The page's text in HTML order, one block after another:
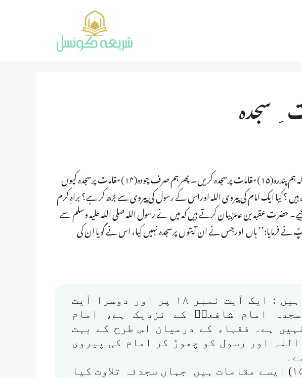
سجدہ
قرآن مجید میں اللہ تعالیٰ نے ہمیں حکم دیا ہے کہ ہم پندرہ(۱۵) مقامات پرسجدہ کریں ۔ پھر ہم صرف چودہ(۱۴) مقامات پرسجدہ کیوں
؟ کیا ایک امام کی پیروی اللہ اوراس کے رسول کی پیروی سے بڑھ کر ہے؟ براہِ کرم
یہ حدیث (نمبر ۱۴۰۲) ملاحظہ کیجیے۔ حضرت عقبہ بن عامرؓ بیان کرتے ہیں کہ میں نے رسول اللہ صلی اللہ علیہ وسلم سے
نے فرمایا:’’ ہاں اورجس نے ان آیتوں پرسجدہ نہیں کیا، اس نے گویا ان کی
سورئہ حج میں دوسجدے ہیں : ایک آیت نمبر ۱۸ پر اور دوسرا آیت
سجدہ امام شافعیؒ کے نزدیک ہے، امام
ہے۔ فقہاء کے درمیان اس طرح کے بہت
اللہ اور رسول کو چھوڑ کر امام کی پیروی
قرآن مجید میں پندرہ(۱۵) ایسے مقامات ہیں جہاں سجدئہ تلاوت کیا